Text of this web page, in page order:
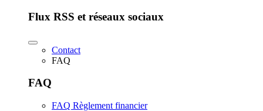
Flux RSS et réseaux sociaux
Contact
FAQ
FAQ
FAQ Règlement financier